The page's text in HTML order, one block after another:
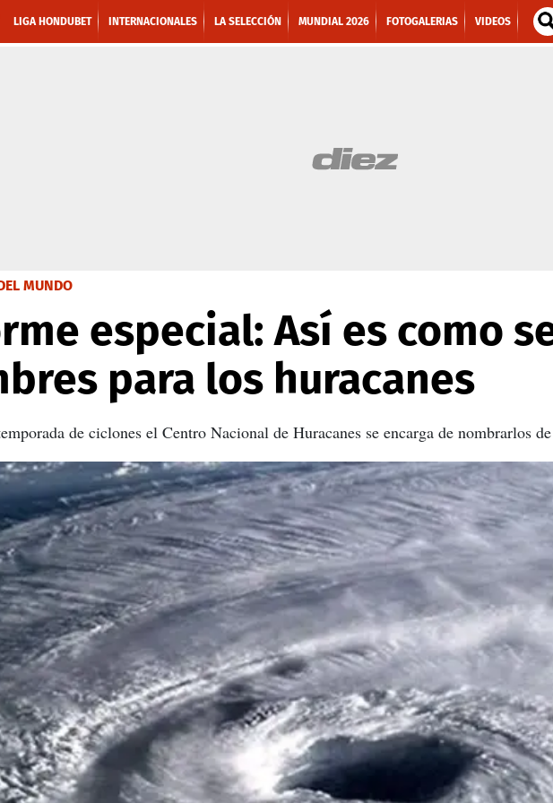
LIGA HONDUBET INTERNACIONALES LA SELECCIÓN MUNDIAL 2026 FOTOGALERIAS VIDEOS
MUNDO
especial: Así es como
para los huracanes
de ciclones el Centro Nacional de Huracanes se encarga de nombrarlos